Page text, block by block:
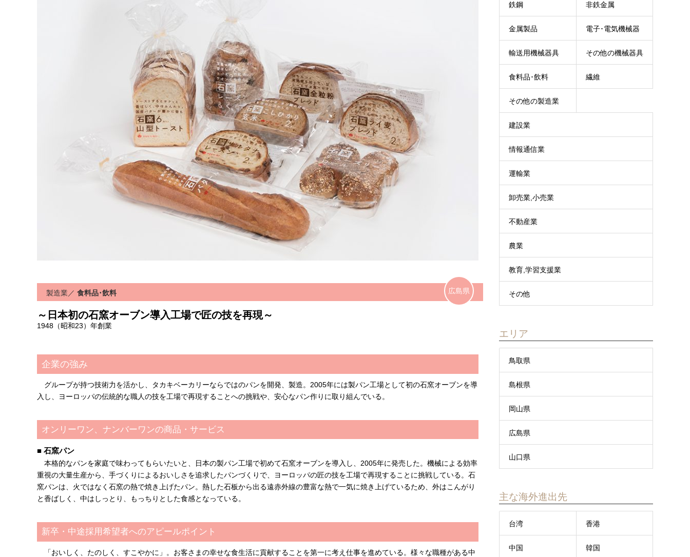
製造業／ 食料品･飲料 広島県
～日本初の石窯オーブン導入工場で匠の技を再現～
1948（昭和23）年創業
企業の強み
グループが持つ技術力を活かし、タカキベーカリーならではのパンを開発、製造。2005年には製パン工場として初の石窯オーブンを導
入し、ヨーロッパの伝統的な職人の技を工場で再現することへの挑戦や、安心なパン作りに取り組んでいる。
オンリーワン、ナンバーワンの商品・サービス
■ 石窯パン
本格的なパンを家庭で味わってもらいたいと、日本の製パン工場で初めて石窯オーブンを導入し、2005年に発売した。機械による効率
重視の大量生産から、手づくりによるおいしさを追求したパンづくりで、ヨーロッパの匠の技を工場で再現することに挑戦している。石
窯パンは、火ではなく石窯の熱で焼き上げたパン。熱した石板から出る遠赤外線の豊富な熱で一気に焼き上げているため、外はこんがり
と香ばしく、中はしっとり、もっちりとした食感となっている。
新卒・中途採用希望者へのアピールポイント
「おいしく、たのしく、すこやかに」。お客さまの幸せな食生活に貢献することを第一に考え仕事を進めている。様々な職種がある中
鉄鋼 非鉄金属
金属製品 電子･電気機械器
具
輸送用機械器具 その他の機械器具
食料品･飲料 繊維
その他の製造業
建設業
情報通信業
運輸業
卸売業,小売業
不動産業
農業
教育,学習支援業
その他
エリア
鳥取県
島根県
岡山県
広島県
山口県
主な海外進出先
台湾 香港
中国 韓国